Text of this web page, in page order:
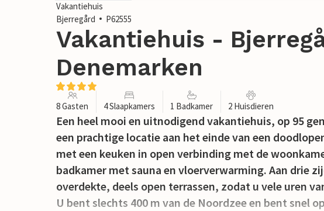
Vakantiehuis
Bjerregård
P62555
Vakantiehuis -
Denemarken
8 Gasten 4 Slaapkamers 1 Badkamer 2 Huisdieren
Een heel mooi en uitnodigend vakantiehuis, op 95
een prachtige locatie aan het einde van een
met een keuken in open verbinding met de
badkamer met sauna en vloerverwarming. Aan drie
overdekte, deels open terrassen, zodat u vele uren
U bent slechts 400 m van de Noordzee en bent snel